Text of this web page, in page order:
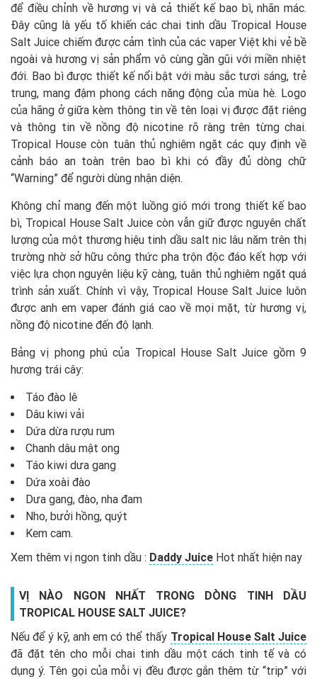
để điều chỉnh về hương vị và cả thiết kế bao bì, nhãn mác.
Đây cũng là yếu tố khiến các chai tinh dầu Tropical House
Salt Juice chiếm được cảm tình của các vaper Việt khi vẻ bề
ngoài và hương vị sản phẩm vô cùng gần gũi với miền nhiệt
đới. Bao bì được thiết kế nổi bật với màu sắc tươi sáng, trẻ
trung, mang đậm phong cách năng động của mùa hè. Logo
của hãng ở giữa kèm thông tin về tên loại vị được đặt riêng
và thông tin về nồng độ nicotine rõ ràng trên từng chai.
Tropical House còn tuân thủ nghiêm ngặt các quy định về
cảnh báo an toàn trên bao bì khi có đầy đủ dòng chữ
“Warning” để người dùng nhận diện.
Không chỉ mang đến một luồng gió mới trong thiết kế bao
bì, Tropical House Salt Juice còn vẫn giữ được nguyên chất
lượng của một thương hiệu tinh dầu salt nic lâu năm trên thị
trường nhờ sở hữu công thức pha trộn độc đáo kết hợp với
việc lựa chọn nguyên liệu kỹ càng, tuân thủ nghiêm ngặt quá
trình sản xuất. Chính vì vậy, Tropical House Salt Juice luôn
được anh em vaper đánh giá cao về mọi mặt, từ hương vị,
nồng độ nicotine đến độ lạnh.
Bảng vị phong phú của Tropical House Salt Juice gồm 9
hương trái cây:
Táo đào lê
Dâu kiwi vải
Dứa dừa rượu rum
Chanh dâu mật ong
Táo kiwi dưa gang
Dứa xoài đào
Dưa gang, đào, nha đam
Nho, bưởi hồng, quýt
Kem cam.
Xem thêm vị ngon tinh dầu : Daddy Juice Hot nhất hiện nay
VỊ NÀO NGON NHẤT TRONG DÒNG TINH DẦU
TROPICAL HOUSE SALT JUICE?
Nếu để ý kỹ, anh em có thể thấy Tropical House Salt Juice
đã đặt tên cho mỗi chai tinh dầu một cách tinh tế và có
dụng ý. Tên gọi của mỗi vị đều được gắn thêm từ “trip” với